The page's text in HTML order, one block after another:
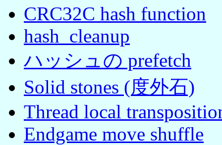
CRC32C hash function
hash_cleanup
ハッシュの prefetch
Solid stones (度外石)
Thread local
Endgame move shuffle